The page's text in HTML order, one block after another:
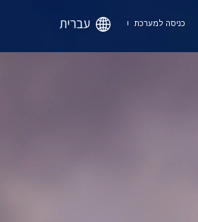
כניסה למערכת עברית